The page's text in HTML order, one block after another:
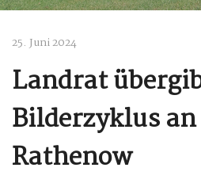
25. Juni 2024
Landrat
Bilderzyklus
Rathenow